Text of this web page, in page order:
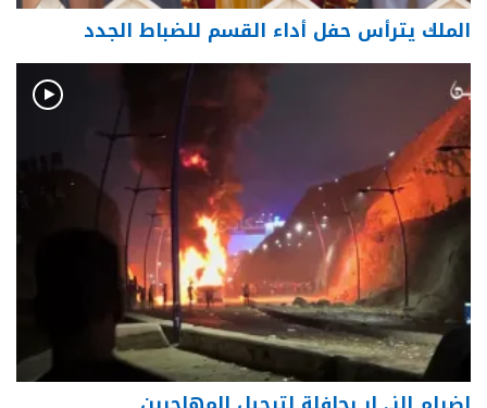
الملك يترأس حفل أداء القسم للضباط الجدد